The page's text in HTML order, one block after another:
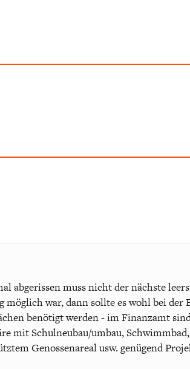
abgerissen muss nicht der nächste
war, dann sollte es wohl bei
benötigt werden - im Finanzamt
mit Schulneubau/umbau,
Genossenareal usw. genügend